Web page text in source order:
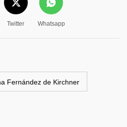
Twitter Whatsapp
Fernández de Kirchner